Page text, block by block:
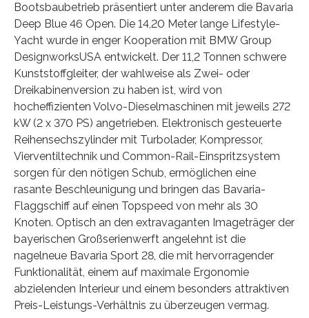
Bootsbaubetrieb präsentiert unter anderem die Bavaria
Deep Blue 46 Open. Die 14,20 Meter lange Lifestyle-
Yacht wurde in enger Kooperation mit BMW Group
DesignworksUSA entwickelt. Der 11,2 Tonnen schwere
Kunststoffgleiter, der wahlweise als Zwei- oder
Dreikabinenversion zu haben ist, wird von
hocheffizienten Volvo-Dieselmaschinen mit jeweils 272
kW (2 x 370 PS) angetrieben. Elektronisch gesteuerte
Reihensechszylinder mit Turbolader, Kompressor,
Vierventiltechnik und Common-Rail-Einspritzsystem
sorgen für den nötigen Schub, ermöglichen eine
rasante Beschleunigung und bringen das Bavaria-
Flaggschiff auf einen Topspeed von mehr als 30
Knoten. Optisch an den extravaganten Imageträger der
bayerischen Großserienwerft angelehnt ist die
nagelneue Bavaria Sport 28, die mit hervorragender
Funktionalität, einem auf maximale Ergonomie
abzielenden Interieur und einem besonders attraktiven
Preis-Leistungs-Verhältnis zu überzeugen vermag.